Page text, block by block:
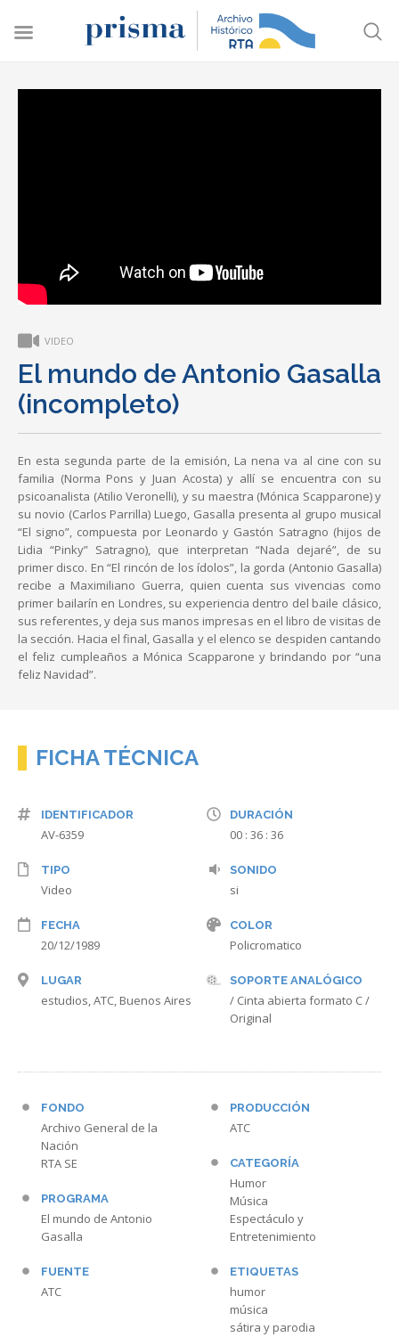
VIDEO
El mundo de Antonio Gasalla
(incompleto)
En esta segunda parte de la emisión, La nena va al cine con su
familia (Norma Pons y Juan Acosta) y allí se encuentra con su
psicoanalista (Atilio Veronelli), y su maestra (Mónica Scapparone) y
su novio (Carlos Parrilla) Luego, Gasalla presenta al grupo musical
“El signo”, compuesta por Leonardo y Gastón Satragno (hijos de
Lidia “Pinky” Satragno), que interpretan “Nada dejaré”, de su
primer disco. En “El rincón de los ídolos”, la gorda (Antonio Gasalla)
recibe a Maximiliano Guerra, quien cuenta sus vivencias como
primer bailarín en Londres, su experiencia dentro del baile clásico,
sus referentes, y deja sus manos impresas en el libro de visitas de
la sección. Hacia el final, Gasalla y el elenco se despiden cantando
el feliz cumpleaños a Mónica Scapparone y brindando por “una
feliz Navidad”.
FICHA TÉCNICA
IDENTIFICADOR
AV-6359
TIPO
Video
FECHA
20/12/1989
LUGAR
estudios, ATC, Buenos Aires
DURACIÓN
00 : 36 : 36
SONIDO
si
COLOR
Policromatico
SOPORTE ANALÓGICO
/ Cinta abierta formato C /
Original
FONDO
Archivo General de la
Nación
RTA SE
PROGRAMA
El mundo de Antonio
Gasalla
FUENTE
ATC
PRODUCCIÓN
ATC
CATEGORÍA
Humor
Música
Espectáculo y
Entretenimiento
ETIQUETAS
humor
música
sátira y parodia